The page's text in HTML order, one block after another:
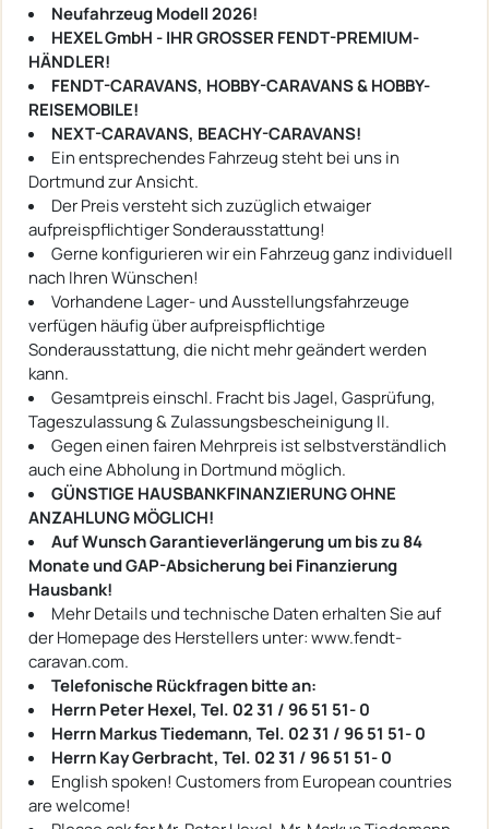
Neufahrzeug Modell 2026!
HEXEL GmbH - IHR GROSSER FENDT-PREMIUM-
HÄNDLER!
FENDT-CARAVANS, HOBBY-CARAVANS & HOBBY-
REISEMOBILE!
NEXT-CARAVANS, BEACHY-CARAVANS!
Ein entsprechendes Fahrzeug steht bei uns in
Dortmund zur Ansicht.
Der Preis versteht sich zuzüglich etwaiger
aufpreispflichtiger Sonderausstattung!
Gerne konfigurieren wir ein Fahrzeug ganz individuell
nach Ihren Wünschen!
Vorhandene Lager- und Ausstellungsfahrzeuge
verfügen häufig über aufpreispflichtige
Sonderausstattung, die nicht mehr geändert werden
kann.
Gesamtpreis einschl. Fracht bis Jagel, Gasprüfung,
Tageszulassung & Zulassungsbescheinigung II.
Gegen einen fairen Mehrpreis ist selbstverständlich
auch eine Abholung in Dortmund möglich.
GÜNSTIGE HAUSBANKFINANZIERUNG OHNE
ANZAHLUNG MÖGLICH!
Auf Wunsch Garantieverlängerung um bis zu 84
Monate und GAP-Absicherung bei Finanzierung
Hausbank!
Mehr Details und technische Daten erhalten Sie auf
der Homepage des Herstellers unter: www.fendt-
caravan.com.
Telefonische Rückfragen bitte an:
Herrn Peter Hexel, Tel. 02 31 / 96 51 51- 0
Herrn Markus Tiedemann, Tel. 02 31 / 96 51 51- 0
Herrn Kay Gerbracht, Tel. 02 31 / 96 51 51- 0
English spoken! Customers from European countries
are welcome!